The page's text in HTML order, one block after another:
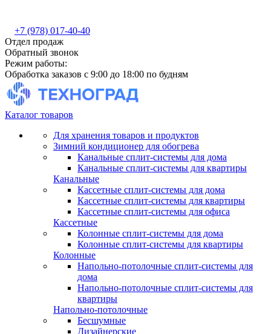
+7 (978) 017-40-40
Отдел продаж
Обратный звонок
Режим работы:
Обработка заказов с 9:00 до 18:00 по будням
Каталог товаров
Для хранения товаров и продуктов
Зимний кондиционер для обогрева
Канальные сплит-системы для дома
Канальные сплит-системы для квартиры
Канальные
Кассетные сплит-системы для дома
Кассетные сплит-системы для квартиры
Кассетные сплит-системы для офиса
Кассетные
Колонные сплит-системы для дома
Колонные сплит-системы для квартиры
Колонные
Напольно-потолочные сплит-системы для
дома
Напольно-потолочные сплит-системы для
квартиры
Напольно-потолочные
Бесшумные
Дизайнерские